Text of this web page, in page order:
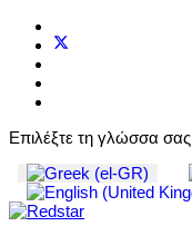
Επιλέξτε τη γλώσσα σας